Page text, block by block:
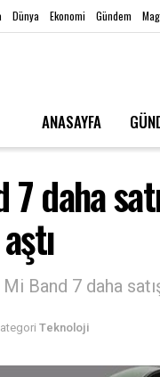
Dünya Ekonomi Gündem
ANASAYFA
daha
Band 7 daha
Teknoloji